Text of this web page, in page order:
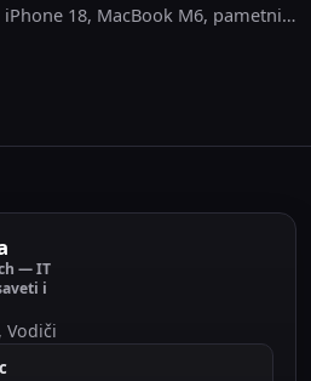
18, MacBook M6, pametni
— IT
i
Vodiči